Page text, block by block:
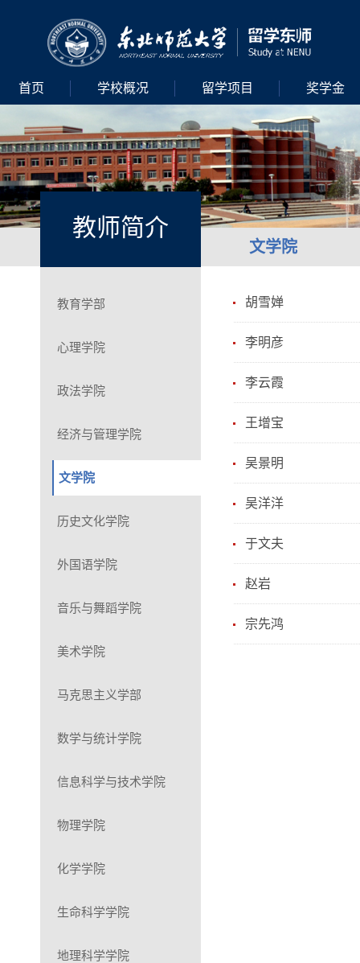
首页 学校概况 留学项目 奖学金
教师简介
文学院
教育学部
心理学院
政法学院
经济与管理学院
文学院
历史文化学院
外国语学院
音乐与舞蹈学院
美术学院
马克思主义学部
数学与统计学院
信息科学与技术学院
物理学院
化学学院
生命科学学院
地理科学学院
胡雪婵
李明彦
李云霞
王增宝
吴景明
吴洋洋
于文夫
赵岩
宗先鸿